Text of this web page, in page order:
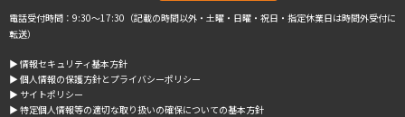
電話受付時間：9:30～17:30（記載の時間以外・土曜・日曜・祝日・指定休業日は時間外受付に
転送）
▶︎ 情報セキュリティ基本方針
▶︎ 個人情報の保護方針とプライバシーポリシー
▶︎ サイトポリシー
▶︎ 特定個人情報等の適切な取り扱いの確保についての基本方針